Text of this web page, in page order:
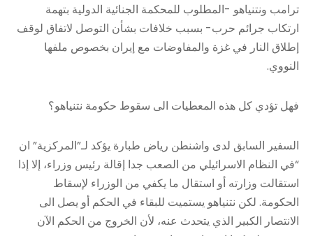
ترامب ونتنياهو -المطلوب للمحكمة الجنائية الدولية بتهمة
ارتكاب جرائم حرب- بسبب خلافات بشأن التوصل لاتفاق لوقف
إطلاق النار في غزة والمفاوضات مع إيران بخصوص ملفها
النووي.
فهل تؤدي كل هذه المعطيات الى سقوط حكومة نتنياهو؟
السفير السابق لدى واشنطن رياض طبارة يؤكد لـ”المركزية” ان
“في النظام الاسرائيلي من الصعب جدا إقالة رئيس وزراء، إلا إذا
استقالت وزارته أو استقال ما يكفي من الوزراء لإسقاط
الحكومة. لكن نتنياهو يستميت للبقاء في الحكم أو يصل الى
الانتصار الكبير الذي يتحدث عنه، لأن الخروج من الحكم الآن